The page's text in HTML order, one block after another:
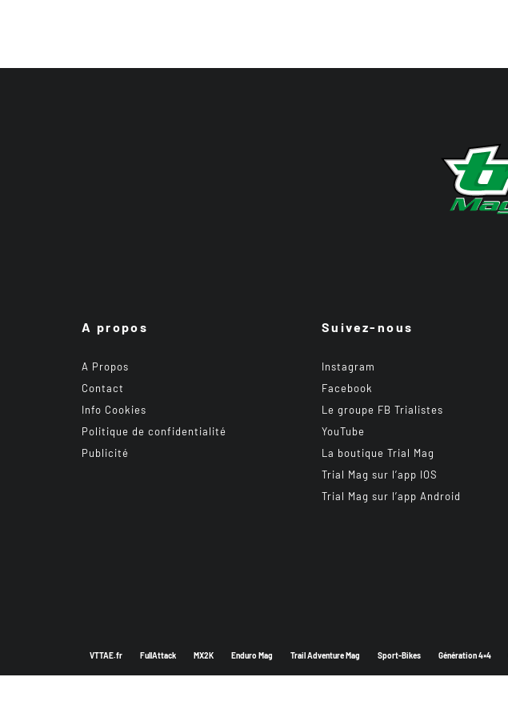
A propos
A Propos
Contact
Info Cookies
Politique de confidentialité
Publicité
Suivez-nous
Instagram
Facebook
Le groupe FB Trialistes
YouTube
La boutique Trial Mag
Trial Mag sur l’app IOS
Trial Mag sur l’app Android
VTTAE.fr FullAttack MX2K Enduro Mag Trail Adventure Mag Sport-Bikes Génération 4×4